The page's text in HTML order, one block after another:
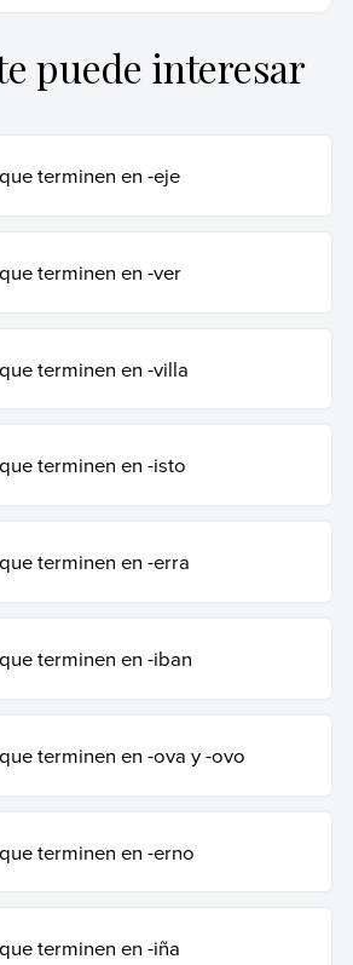
(25 de octubre de 2024).
junio de 2026 de
palabras-que-terminen-en-gir/
puede interesar
terminen en -eje
terminen en -ver
terminen en -villa
terminen en -isto
terminen en -erra
terminen en -iban
terminen en -ova y -ovo
terminen en -erno
terminen en -iña